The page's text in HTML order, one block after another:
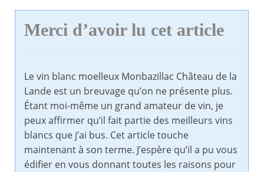
Merci d’avoir lu cet article
Le vin blanc moelleux Monbazillac Château de la
Lande est un breuvage qu’on ne présente plus.
Étant moi-même un grand amateur de vin, je
peux affirmer qu’il fait partie des meilleurs vins
blancs que j’ai bus. Cet article touche
maintenant à son terme. J’espère qu’il a pu vous
édifier en vous donnant toutes les raisons pour